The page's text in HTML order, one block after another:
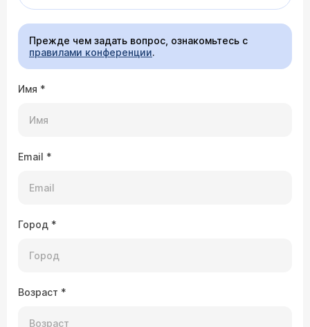
Прежде чем задать вопрос, ознакомьтесь с
правилами конференции.
Имя *
Email *
Город *
Возраст *